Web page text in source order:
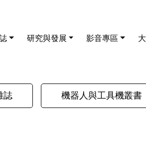
研究與發展 影音專區
誌 機器人與工具機叢書